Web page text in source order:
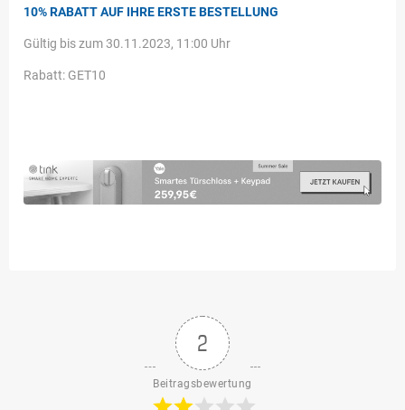
10% RABATT AUF IHRE ERSTE BESTELLUNG
Gültig bis zum 30.11.2023, 11:00 Uhr
Rabatt: GET10
2
Beitragsbewertung